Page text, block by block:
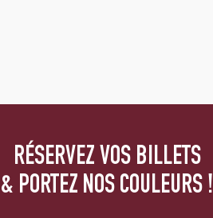
RÉSERVEZ VOS BILLETS
& PORTEZ NOS COULEURS !